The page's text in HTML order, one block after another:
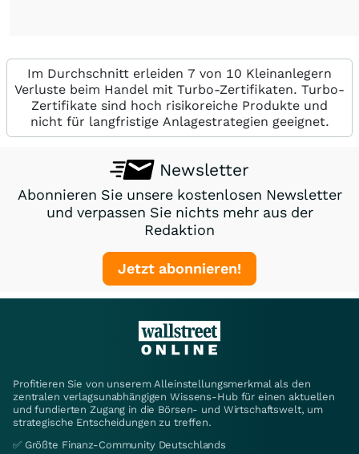
Im Durchschnitt erleiden 7 von 10 Kleinanlegern
Verluste beim Handel mit Turbo-Zertifikaten. Turbo-
Zertifikate sind hoch risikoreiche Produkte und
nicht für langfristige Anlagestrategien geeignet.
Newsletter
Abonnieren Sie unsere kostenlosen Newsletter
und verpassen Sie nichts mehr aus der
Redaktion
Jetzt abonnieren!
Profitieren Sie von unserem Alleinstellungsmerkmal als den
zentralen verlagsunabhängigen Wissens-Hub für einen aktuellen
und fundierten Zugang in die Börsen- und Wirtschaftswelt, um
strategische Entscheidungen zu treffen.
✅ Größte Finanz-Community Deutschlands